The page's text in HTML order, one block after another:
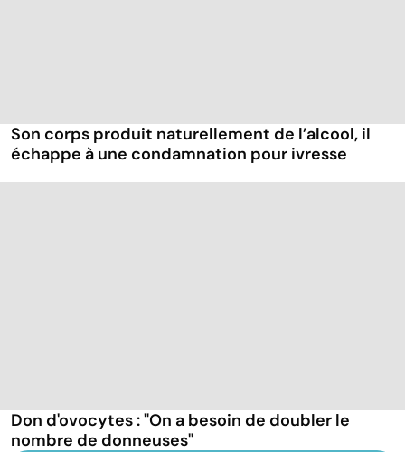
Son corps produit naturellement de l’alcool, il
échappe à une condamnation pour ivresse
Don d'ovocytes : "On a besoin de doubler le
nombre de donneuses"